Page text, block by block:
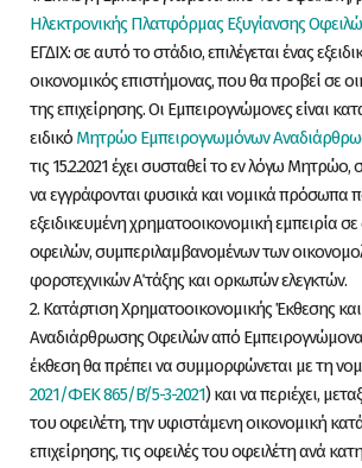
Ηλεκτρονικής Πλατφόρμας Εξυγίανσης
ΕΓΔΙΧ: σε αυτό το στάδιο, επιλέγεται ένας
οικονομικός επιστήμονας, που θα προβεί σε
της επιχείρησης. Οι Εμπειρογνώμονες είναι
ειδικό Μητρώο Εμπειρογνωμόνων
τις 15.2.2021 έχει συσταθεί το εν λόγω
να εγγράφονται φυσικά και νομικά πρόσωπα
εξειδικευμένη χρηματοοικονομική εμπειρία
οφειλών, συμπεριλαμβανομένων των
φοροτεχνικών Α΄ τάξης και ορκωτών ελεγκτών.
2. Κατάρτιση Χρηματοοικονομικής Έκθεσης
Αναδιάρθρωσης Οφειλών από
έκθεση θα πρέπει να συμμορφώνεται με τη
2021/ΦΕΚ 865/Β΄/5-3-2021) και να περιέχει,
του οφειλέτη, την υφιστάμενη οικονομική
επιχείρησης, τις οφειλές του οφειλέτη ανά